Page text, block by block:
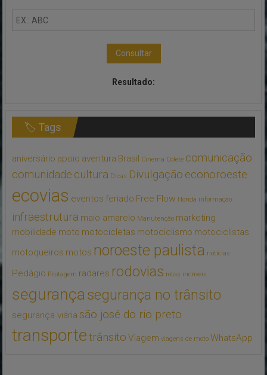
Consultar
Resultado:
🏷 Tags
aniversário apoio aventura Brasil Cinema Colete comunicação
comunidade cultura Dicas Divulgação econoroeste
ecovias eventos feriado Free Flow Honda informação
infraestrutura maio amarelo Manutenção marketing
mobilidade moto motocicletas motociclismo motociclistas
motoqueiros motos noroeste paulista notícias
Pedágio Pilotagem radares rodovias rotas incríveis
segurançasegurança no trânsito
segurança viária são josé do rio preto
transportetrânsito Viagem viagens de moto WhatsApp